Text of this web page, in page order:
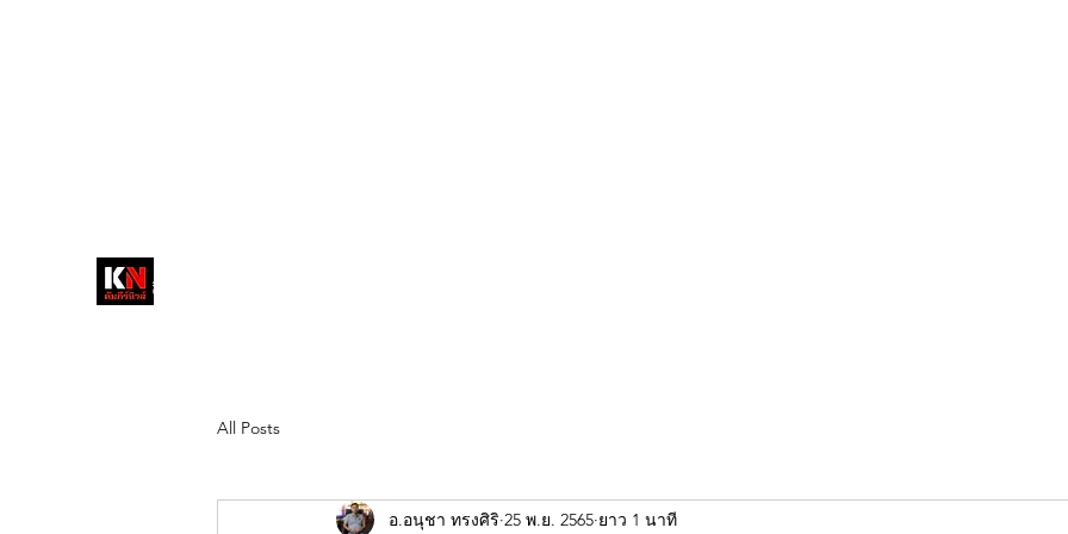
วส์
สื่อลึกวงการสงฆ์ เจาะตรงพระเครื่อง
All Posts
อ.อนุชา ทรงศิริ 25 พ.ย. 2565 ยาว 1 นาที